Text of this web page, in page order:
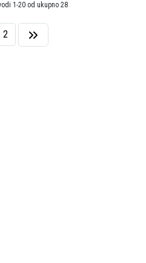
1-20 od ukupno 28
2